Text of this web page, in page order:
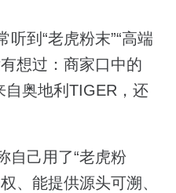
到“老虎粉末”“高端
想过：商家口中的
自奥地利TIGER，还
自己用了“老虎粉
、能提供源头可溯、